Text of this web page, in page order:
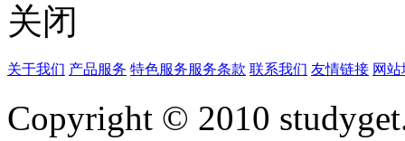
关闭
关于我们 产品服务 特色服务服务条款 联系我们 友情链接 网
Copyright © 2010